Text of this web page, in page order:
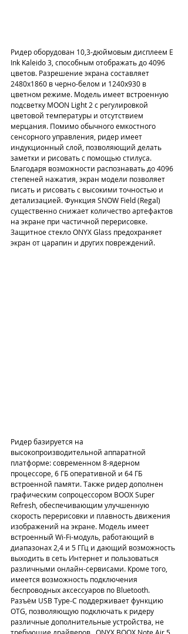
Ридер оборудован 10,3-дюймовым дисплеем E
Ink Kaleido 3, способным отображать до 4096
цветов. Разрешение экрана составляет
2480x1860 в черно-белом и 1240x930 в
цветном режиме. Модель имеет встроенную
подсветку MOON Light 2 с регулировкой
цветовой температуры и отсутствием
мерцания. Помимо обычного емкостного
сенсорного управления, ридер имеет
индукционный слой, позволяющий делать
заметки и рисовать с помощью стилуса.
Благодаря возможности распознавать до 4096
степеней нажатия, экран модели позволяет
писать и рисовать с высокими точностью и
детализацией. Функция SNOW Field (Regal)
существенно снижает количество артефактов
на экране при частичной перерисовке.
Защитное стекло ONYX Glass предохраняет
экран от царапин и других повреждений.
Ридер базируется на
высокопроизводительной аппаратной
платформе: современном 8-ядерном
процессоре, 6 ГБ оперативной и 64 ГБ
встроенной памяти. Также ридер дополнен
графическим сопроцессором BOOX Super
Refresh, обеспечивающим улучшенную
скорость перерисовки и плавность движения
изображений на экране. Модель имеет
встроенный Wi-Fi-модуль, работающий в
диапазонах 2,4 и 5 ГГц и дающий возможность
выходить в сеть Интернет и пользоваться
различными онлайн-сервисами. Кроме того,
имеется возможность подключения
беспроводных аксессуаров по Bluetooth.
Разъём USB Type-C поддерживает функцию
OTG, позволяющую подключать к ридеру
различные дополнительные устройства, не